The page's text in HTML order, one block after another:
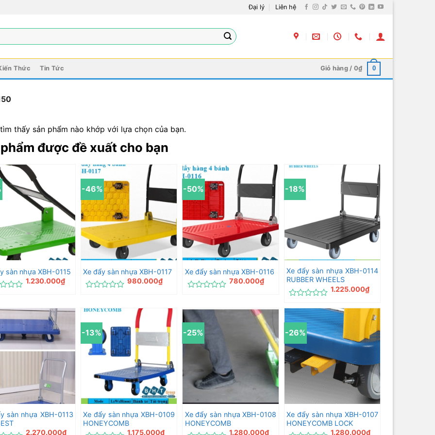
Đại lý Liên hệ
Thức Tin Tức Giỏ hàng / 0₫ 0
thấy sản phẩm nào khớp với lựa chọn của bạn.
được đề xuất cho bạn
sàn nhựa XBH-0115
1.230.000₫
-46%
Xe đẩy sàn nhựa XBH-0117
hạng
sao
980.000₫
-50%
Xe đẩy sàn nhựa XBH-0116
hạng
0
sao
780.000₫
-18%
Xe đẩy sàn nhựa XBH-0114
RUBBER WHEELS
xếp
hạng
5
sao
1.225.000₫
sàn nhựa XBH-0113
2.270.000₫
-13%
Xe đẩy sàn nhựa XBH-0109
HONEYCOMB
1.175.000₫
-25%
Xe đẩy sàn nhựa XBH-0108
HONEYCOMB
1.280.000₫
-26%
Xe đẩy sàn nhựa XBH-0107
HONEYCOMB LOCK
1.280.000₫